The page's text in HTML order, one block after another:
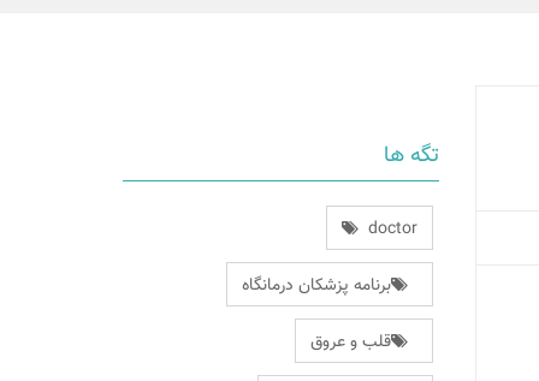
تگه ها
doctor
برنامه پزشکان درمانگاه
قلب و عروق